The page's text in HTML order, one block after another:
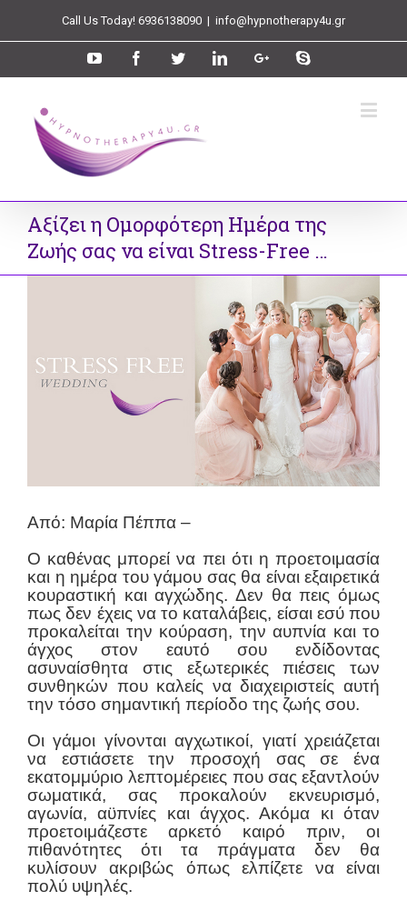
Call Us Today! 6936138090 | info@hypnotherapy4u.gr
Αξίζει η Oμορφότερη Ημέρα της
Ζωής σας να είναι Stress-Free …
Από: Μαρία Πέππα –
Ο καθένας μπορεί να πει ότι η προετοιμασία
και η ημέρα του γάμου σας θα είναι εξαιρετικά
κουραστική και αγχώδης. Δεν θα πεις όμως
πως δεν έχεις να το καταλάβεις, είσαι εσύ που
προκαλείται την κούραση, την αυπνία και το
άγχος στον εαυτό σου ενδίδοντας
ασυναίσθητα στις εξωτερικές πιέσεις των
συνθηκών που καλείς να διαχειριστείς αυτή
την τόσο σημαντική περίοδο της ζωής σου.
Οι γάμοι γίνονται αγχωτικοί, γιατί χρειάζεται
να εστιάσετε την προσοχή σας σε ένα
εκατομμύριο λεπτομέρειες που σας εξαντλούν
σωματικά, σας προκαλούν εκνευρισμό,
αγωνία, αϋπνίες και άγχος. Ακόμα κι όταν
προετοιμάζεστε αρκετό καιρό πριν, οι
πιθανότητες ότι τα πράγματα δεν θα
κυλίσουν ακριβώς όπως ελπίζετε να είναι
πολύ υψηλές.